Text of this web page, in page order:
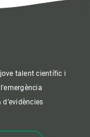
talent científic i